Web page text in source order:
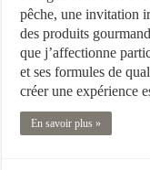
pêche, une invitation
des produits
que j’affectionne
et ses formules de
créer une expérience
En savoir plus »